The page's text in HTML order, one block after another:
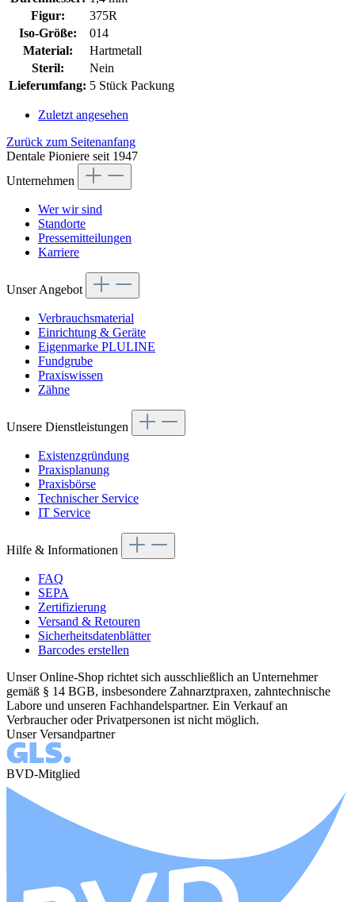
Figur:
375R
Iso-Größe:
014
Material:
Hartmetall
Steril:
Nein
Lieferumfang: 5 Stück Packung
Zuletzt angesehen
Zurück zum Seitenanfang
Dentale Pioniere seit 1947
Unternehmen
Wer wir sind
Standorte
Pressemitteilungen
Karriere
Unser Angebot
Verbrauchsmaterial
Einrichtung & Geräte
Eigenmarke PLULINE
Fundgrube
Praxiswissen
Zähne
Unsere Dienstleistungen
Existenzgründung
Praxisplanung
Praxisbörse
Technischer Service
IT Service
Hilfe & Informationen
FAQ
SEPA
Zertifizierung
Versand & Retouren
Sicherheitsdatenblätter
Barcodes erstellen
Unser Online-Shop richtet sich ausschließlich an Unternehmer
gemäß § 14 BGB, insbesondere Zahnarztpraxen, zahntechnische
Labore und unseren Fachhandelspartner. Ein Verkauf an
Verbraucher oder Privatpersonen ist nicht möglich.
Unser Versandpartner
BVD-Mitglied